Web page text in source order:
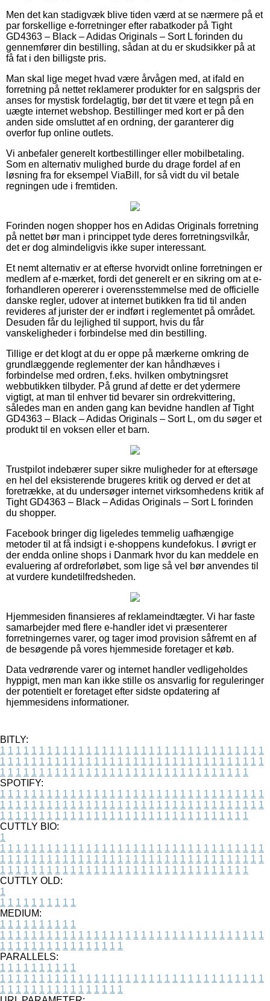
Men det kan stadigvæk blive tiden værd at se nærmere på et
par forskellige e-forretninger efter rabatkoder på Tight
GD4363 – Black – Adidas Originals – Sort L forinden du
gennemfører din bestilling, sådan at du er skudsikker på at
få fat i den billigste pris.
Man skal lige meget hvad være årvågen med, at ifald en
forretning på nettet reklamerer produkter for en salgspris der
anses for mystisk fordelagtig, bør det tit være et tegn på en
uægte internet webshop. Bestillinger med kort er på den
anden side omsluttet af en ordning, der garanterer dig
overfor fup online outlets.
Vi anbefaler generelt kortbestillinger eller mobilbetaling.
Som en alternativ mulighed burde du drage fordel af en
løsning fra for eksempel ViaBill, for så vidt du vil betale
regningen ude i fremtiden.
Forinden nogen shopper hos en Adidas Originals forretning
på nettet bør man i princippet tyde deres forretningsvilkår,
det er dog almindeligvis ikke super interessant.
Et nemt alternativ er at efterse hvorvidt online forretningen er
medlem af e-mærket, fordi det generelt er en sikring om at e-
forhandleren opererer i overensstemmelse med de officielle
danske regler, udover at internet butikken fra tid til anden
revideres af jurister der er indført i reglementet på området.
Desuden får du lejlighed til support, hvis du får
vanskeligheder i forbindelse med din bestilling.
Tillige er det klogt at du er oppe på mærkerne omkring de
grundlæggende reglementer der kan håndhæves i
forbindelse med ordren, f.eks. hvilken ombytningsret
webbutikken tilbyder. På grund af dette er det ydermere
vigtigt, at man til enhver tid bevarer sin ordrekvittering,
således man en anden gang kan bevidne handlen af Tight
GD4363 – Black – Adidas Originals – Sort L, om du søger et
produkt til en voksen eller et barn.
Trustpilot indebærer super sikre muligheder for at eftersøge
en hel del eksisterende brugeres kritik og derved er det at
foretrække, at du undersøger internet virksomhedens kritik af
Tight GD4363 – Black – Adidas Originals – Sort L forinden
du shopper.
Facebook bringer dig ligeledes temmelig uafhængige
metoder til at få indsigt i e-shoppens kundefokus. I øvrigt er
der endda online shops i Danmark hvor du kan meddele en
evaluering af ordreforløbet, som lige så vel bør anvendes til
at vurdere kundetilfredsheden.
Hjemmesiden finansieres af reklameindtægter. Vi har faste
samarbejder med flere e-handler idet vi præsenterer
forretningernes varer, og tager imod provision såfremt en af
de besøgende på vores hjemmeside foretager et køb.
Data vedrørende varer og internet handler vedligeholdes
hyppigt, men man kan ikke stille os ansvarlig for reguleringer
der potentielt er foretaget efter sidste opdatering af
hjemmesidens informationer.
BITLY:
1 1 1 1 1 1 1 1 1 1 1 1 1 1 1 1 1 1 1 1 1 1 1 1 1 1 1 1 1 1 1 1 1 1
1 1 1 1 1 1 1 1 1 1 1 1 1 1 1 1 1 1 1 1 1 1 1 1 1 1 1 1 1 1 1 1 1 1
1 1 1 1 1 1 1 1 1 1 1 1 1 1 1 1 1 1 1 1 1 1 1 1 1 1 1 1 1 1 1 1
SPOTIFY:
1 1 1 1 1 1 1 1 1 1 1 1 1 1 1 1 1 1 1 1 1 1 1 1 1 1 1 1 1 1 1 1 1 1
1 1 1 1 1 1 1 1 1 1 1 1 1 1 1 1 1 1 1 1 1 1 1 1 1 1 1 1 1 1 1 1 1 1
1 1 1 1 1 1 1 1 1 1 1 1 1 1 1 1 1 1 1 1 1 1 1 1 1 1 1 1 1 1 1 1
CUTTLY BIO:
1
1 1 1 1 1 1 1 1 1 1 1 1 1 1 1 1 1 1 1 1 1 1 1 1 1 1 1 1 1 1 1 1 1 1
1 1 1 1 1 1 1 1 1 1 1 1 1 1 1 1 1 1 1 1 1 1 1 1 1 1 1 1 1 1 1 1 1 1
1 1 1 1 1 1 1 1 1 1 1 1 1 1 1 1 1 1 1 1 1 1 1 1 1 1 1 1 1 1 1 1
CUTTLY OLD:
1
1 1 1 1 1 1 1 1 1 1
MEDIUM:
1 1 1 1 1 1 1 1 1 1
1 1 1 1 1 1 1 1 1 1 1 1 1 1 1 1 1 1 1 1 1 1 1 1 1 1 1 1 1 1 1 1 1 1
1 1 1 1 1 1 1 1 1 1 1 1 1 1 1 1
PARALLELS:
1 1 1 1 1 1 1 1 1 1
1 1 1 1 1 1 1 1 1 1 1 1 1 1 1 1 1 1 1 1 1 1 1 1 1 1 1 1 1 1 1 1 1 1
1 1 1 1 1 1 1 1 1 1 1 1 1 1 1 1